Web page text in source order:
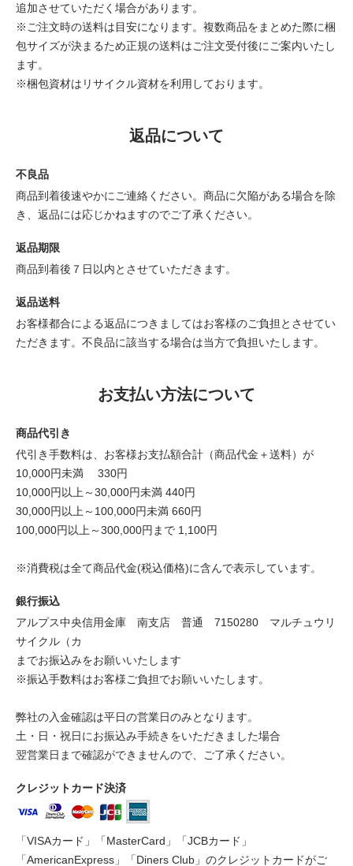
追加させていただく場合があります。
※ご注文時の送料は目安になります。複数商品をまとめた際に梱
包サイズが決まるため正規の送料はご注文受付後にご案内いたし
ます。
※梱包資材はリサイクル資材を利用しております。
返品について
不良品
商品到着後速やかにご連絡ください。商品に欠陥がある場合を除
き、返品には応じかねますのでご了承ください。
返品期限
商品到着後７日以内とさせていただきます。
返品送料
お客様都合による返品につきましてはお客様のご負担とさせてい
ただきます。不良品に該当する場合は当方で負担いたします。
お支払い方法について
商品代引き
代引き手数料は、お客様お支払額合計（商品代金＋送料）が
10,000円未満 330円
10,000円以上～30,000円未満 440円
30,000円以上～100,000円未満 660円
100,000円以上～300,000円まで 1,100円
※消費税は全て商品代金(税込価格)に含んで表示しています。
銀行振込
アルプス中央信用金庫 南支店 普通 7150280 マルチュウリ
サイクル（カ
までお振込みをお願いいたします
※振込手数料はお客様ご負担でお願いいたします。
弊社の入金確認は平日の営業日のみとなります。
土・日・祝日にお振込み手続きをいただきました場合
翌営業日まで確認ができませんので、ご了承ください。
クレジットカード決済
「VISAカード」「MasterCard」「JCBカード」
「AmericanExpress」「Diners Club」のクレジットカードがご